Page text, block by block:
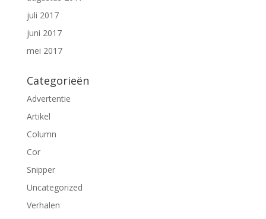
juli 2017
juni 2017
mei 2017
Categorieën
Advertentie
Artikel
Column
Cor
Snipper
Uncategorized
Verhalen